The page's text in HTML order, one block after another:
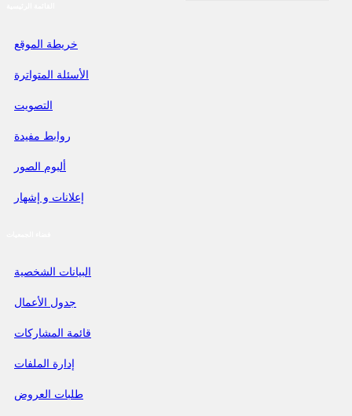
خريطة الموقع
الأسئلة المتواترة
التصويت
روابط مفيدة
ألبوم الصور
إعلانات و إشهار
البيانات الشخصية
جدول الأعمال
قائمة المشاركات
إدارة الملفات
طلبات العروض